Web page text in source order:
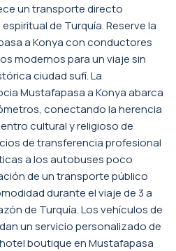
un transporte directo
de Turquía. Reserve la
a Konya con conductores
modernos para un viaje sin
ciudad sufí. La
Mustafapasa a Konya abarca
conectando la herencia
cultural y religioso de
de transferencia profesional
a los autobuses poco
de un transporte público
durante el viaje de 3 a
de Turquía. Los vehículos de
un servicio personalizado de
boutique en Mustafapasa